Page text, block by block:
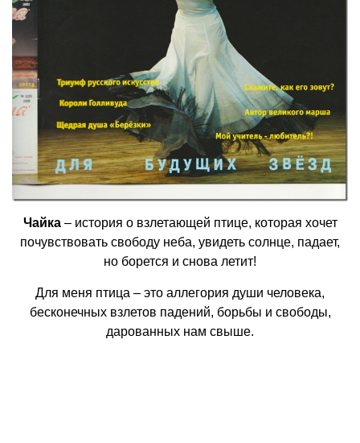
Чайка– история о взлетающей птице, которая хочет
почувствовать свободу неба, увидеть солнце, падает,
но борется и снова летит!
Для меня птица – это аллегория души человека,
бесконечных взлетов падений, борьбы и свободы,
дарованных нам свыше.